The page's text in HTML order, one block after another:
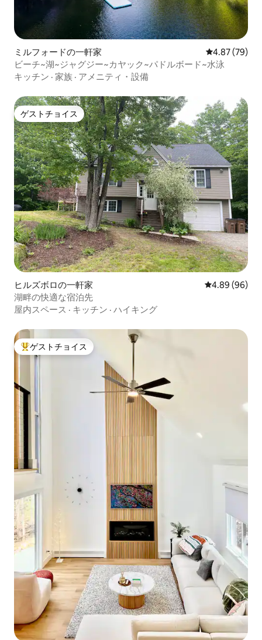
ミルフォードの一軒家 レビュー79
4.87 (79)
ビーチ~湖~ジャグジー~カヤック~パドルボード~水泳
キッチン · 家族 · アメニティ・設備
ゲストチョイス
ゲストチョイス
ヒルズボロの一軒家 レビュー96件
4.89 (96)
湖畔の快適な宿泊先
屋内スペース · キッチン · ハイキング
大好評のゲストチョイスです。
ゲストチョイス